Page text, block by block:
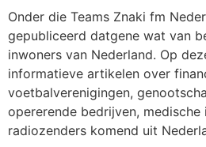
Onder die Teams Znaki fm
gepubliceerd datgene wat van
inwoners van Nederland. Op
informatieve artikelen over
voetbalverenigingen,
opererende bedrijven, medische
radiozenders komend uit